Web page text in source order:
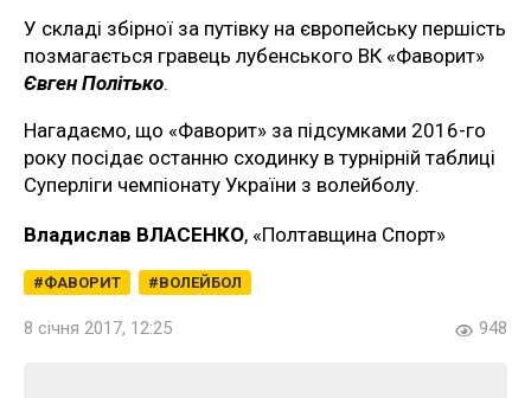
У складі збірної за путівку на європейську першість
позмагається гравець лубенського ВК «Фаворит»
Євген Політько.
Нагадаємо, що «Фаворит» за підсумками 2016-го
року посідає останню сходинку в турнірній таблиці
Суперліги чемпіонату України з волейболу.
Владислав ВЛАСЕНКО, «Полтавщина Спорт»
ФАВОРИТ ВОЛЕЙБОЛ
8 січня 2017, 12:25 948